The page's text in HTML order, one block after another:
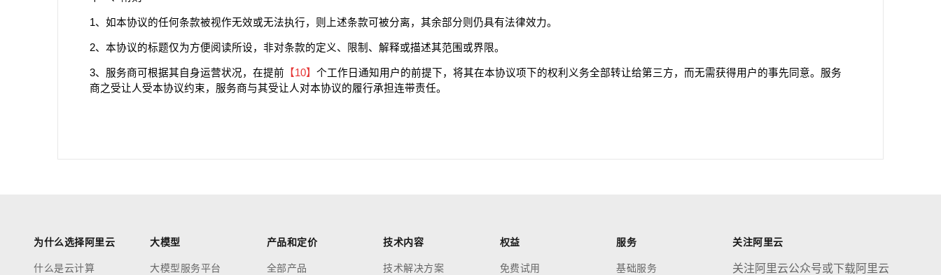
1、如本协议的任何条款被视作无效或无法执行，则上述条款可被分离，其余部分则仍具有法律效力。
2、本协议的标题仅为方便阅读所设，非对条款的定义、限制、解释或描述其范围或界限。
3、服务商可根据其自身运营状况，在提前 【10】 个工作日通知用户的前提下，将其在本协议项下的权利义务全部转让给第三方，而无需获得用户的事先同意。服务
商之受让人受本协议约束，服务商与其受让人对本协议的履行承担连带责任。
为什么选择阿里云
什么是云计算
大模型
大模型服务平台
产品和定价
全部产品
技术内容
技术解决方案
权益
免费试用
服务
基础服务
关注阿里云
关注阿里云公众号或下载阿里云